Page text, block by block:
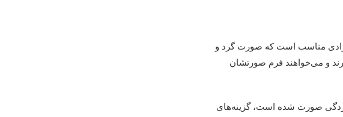
مناسب است که صورت گرد و
و می‌خواهند فرم صورتشان
صورت شده است، گزینه‌های